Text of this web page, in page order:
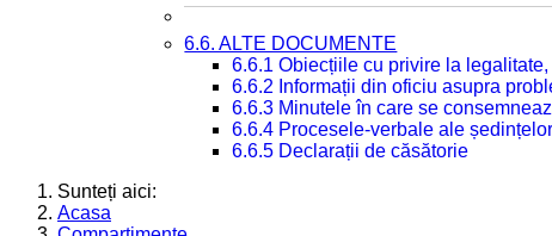
6.6. ALTE DOCUMENTE
6.6.1 Obiecțiile cu privire la
6.6.2 Informații din oficiu asupra
6.6.3 Minutele în care se
6.6.4 Procesele-verbale ale
6.6.5 Declarații de căsătorie
Sunteți aici:
Acasa